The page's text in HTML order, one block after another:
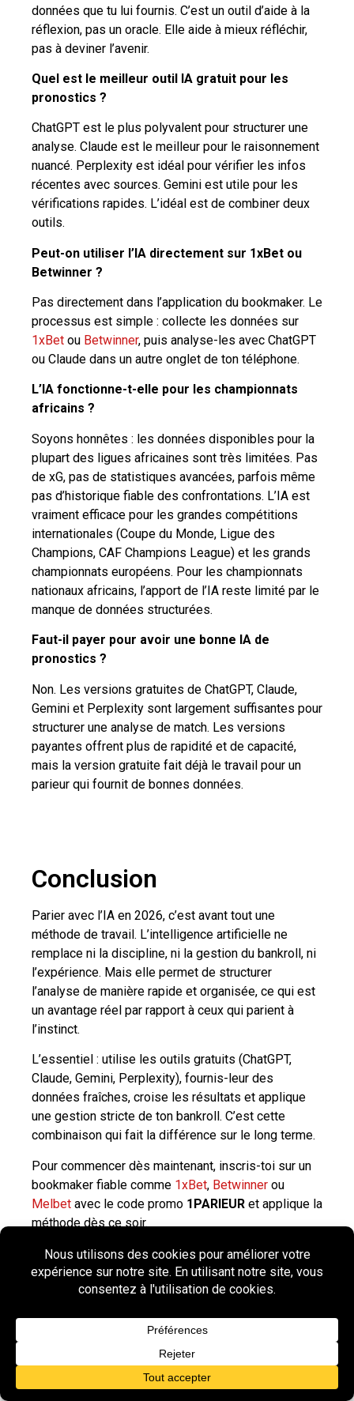
données que tu lui fournis. C’est un outil d’aide à la
réflexion, pas un oracle. Elle aide à mieux réfléchir,
pas à deviner l’avenir.
Quel est le meilleur outil IA gratuit pour les
pronostics ?
ChatGPT est le plus polyvalent pour structurer une
analyse. Claude est le meilleur pour le raisonnement
nuancé. Perplexity est idéal pour vérifier les infos
récentes avec sources. Gemini est utile pour les
vérifications rapides. L’idéal est de combiner deux
outils.
Peut-on utiliser l’IA directement sur 1xBet ou
Betwinner ?
Pas directement dans l’application du bookmaker. Le
processus est simple : collecte les données sur
1xBet ou Betwinner, puis analyse-les avec ChatGPT
ou Claude dans un autre onglet de ton téléphone.
L’IA fonctionne-t-elle pour les championnats
africains ?
Soyons honnêtes : les données disponibles pour la
plupart des ligues africaines sont très limitées. Pas
de xG, pas de statistiques avancées, parfois même
pas d’historique fiable des confrontations. L’IA est
vraiment efficace pour les grandes compétitions
internationales (Coupe du Monde, Ligue des
Champions, CAF Champions League) et les grands
championnats européens. Pour les championnats
nationaux africains, l’apport de l’IA reste limité par le
manque de données structurées.
Faut-il payer pour avoir une bonne IA de
pronostics ?
Non. Les versions gratuites de ChatGPT, Claude,
Gemini et Perplexity sont largement suffisantes pour
structurer une analyse de match. Les versions
payantes offrent plus de rapidité et de capacité,
mais la version gratuite fait déjà le travail pour un
parieur qui fournit de bonnes données.
Conclusion
Parier avec l’IA en 2026, c’est avant tout une
méthode de travail. L’intelligence artificielle ne
remplace ni la discipline, ni la gestion du bankroll, ni
l’expérience. Mais elle permet de structurer
l’analyse de manière rapide et organisée, ce qui est
un avantage réel par rapport à ceux qui parient à
l’instinct.
L’essentiel : utilise les outils gratuits (ChatGPT,
Claude, Gemini, Perplexity), fournis-leur des
données fraîches, croise les résultats et applique
une gestion stricte de ton bankroll. C’est cette
combinaison qui fait la différence sur le long terme.
Pour commencer dès maintenant, inscris-toi sur un
bookmaker fiable comme 1xBet, Betwinner ou
Melbet avec le code promo 1PARIEUR et applique la
méthode dès ce soir.
Share this post: